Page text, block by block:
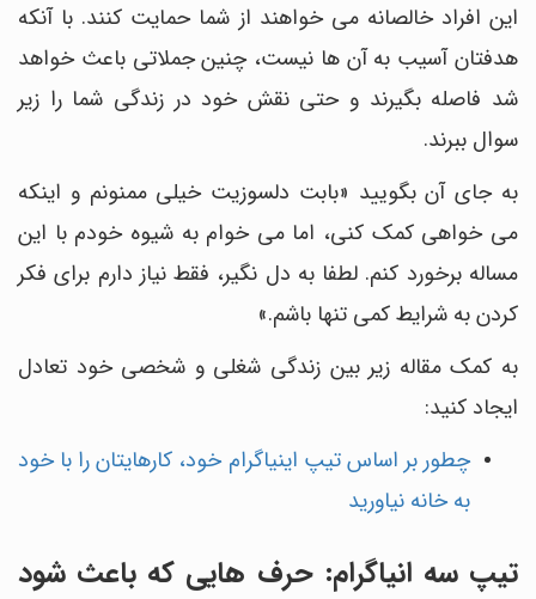
این افراد خالصانه می خواهند از شما حمایت کنند. با آنکه
هدفتان آسیب به آن ها نیست، چنین جملاتی باعث خواهد
شد فاصله بگیرند و حتی نقش خود در زندگی شما را زیر
سوال ببرند.
به جای آن بگویید «بابت دلسوزیت خیلی ممنونم و اینکه
می خواهی کمک کنی، اما می خوام به شیوه خودم با این
مساله برخورد کنم. لطفا به دل نگیر، فقط نیاز دارم برای فکر
کردن به شرایط کمی تنها باشم.»
به کمک مقاله زیر بین زندگی شغلی و شخصی خود تعادل
ایجاد کنید:
چطور بر اساس تیپ اینیاگرام خود، کارهایتان را با خود
به خانه نیاورید
تیپ سه انیاگرام: حرف هایی که باعث شود